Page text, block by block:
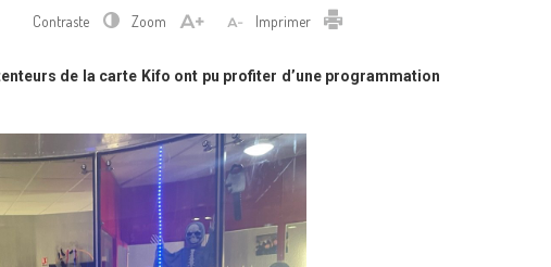
Contraste Zoom Imprimer Imprimer
de la carte Kifo ont pu profiter d’une programmation